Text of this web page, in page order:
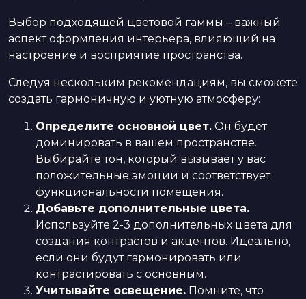
Выбор подходящей цветовой гаммы – важный
аспект оформления интерьера, влияющий на
настроение и восприятие пространства.
Следуя нескольким рекомендациям, вы сможете
создать гармоничную и уютную атмосферу:
Определите основной цвет. Он будет
доминировать в вашем пространстве.
Выбирайте тон, который вызывает у вас
положительные эмоции и соответствует
функциональности помещения.
Добавьте дополнительные цвета.
Используйте 2-3 дополнительных цвета для
создания контрастов и акцентов. Идеально,
если они будут гармонировать или
контрастировать с основным.
Учитывайте освещение. Помните, что